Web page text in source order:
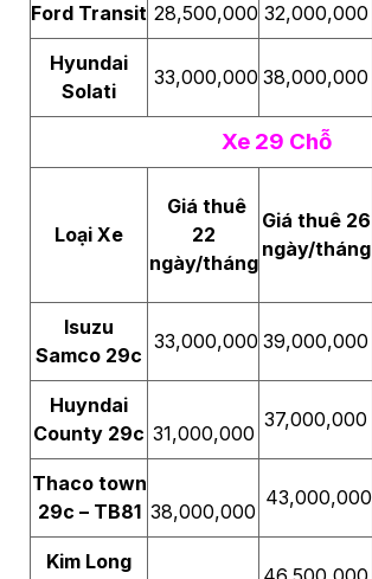
Ford Transit 28,500,000 32,000,000
Hyundai
Solati
33,000,000 38,000,000
Xe 29 Chỗ
Loại Xe
Giá thuê
22
ngày/tháng
Giá thuê 26
ngày/tháng
Isuzu
Samco 29c
33,000,000 39,000,000
Huyndai
County 29c 31,000,000
37,000,000
Thaco town
29c – TB81 38,000,000
43,000,000
Kim Long